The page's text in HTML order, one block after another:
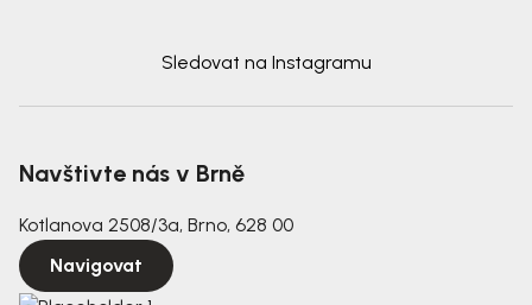
Sledovat na Instagramu
Navštivte nás v Brně
Kotlanova 2508/3a, Brno, 628 00
Navigovat